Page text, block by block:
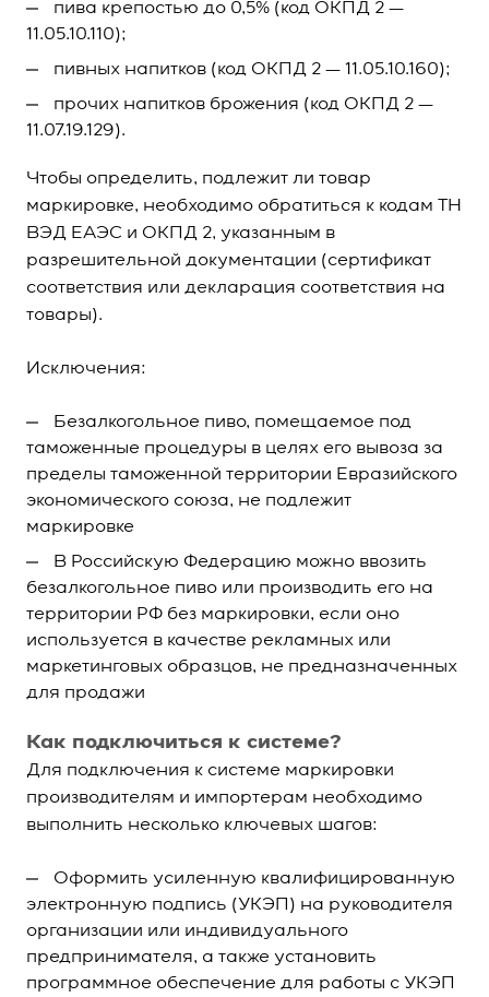
пива крепостью до 0,5% (код ОКПД 2 —
11.05.10.110);
пивных напитков (код ОКПД 2 — 11.05.10.160);
прочих напитков брожения (код ОКПД 2 —
11.07.19.129).
Чтобы определить, подлежит ли товар
маркировке, необходимо обратиться к кодам ТН
ВЭД ЕАЭС и ОКПД 2, указанным в
разрешительной документации (сертификат
соответствия или декларация соответствия на
товары).
Исключения:
Безалкогольное пиво, помещаемое под
таможенные процедуры в целях его вывоза за
пределы таможенной территории Евразийского
экономического союза, не подлежит
маркировке
В Российскую Федерацию можно ввозить
безалкогольное пиво или производить его на
территории РФ без маркировки, если оно
используется в качестве рекламных или
маркетинговых образцов, не предназначенных
для продажи
Как подключиться к системе?
Для подключения к системе маркировки
производителям и импортерам необходимо
выполнить несколько ключевых шагов:
Оформить усиленную квалифицированную
электронную подпись (УКЭП) на руководителя
организации или индивидуального
предпринимателя, а также установить
программное обеспечение для работы с УКЭП